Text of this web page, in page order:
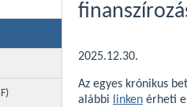
2025.12.30.
Az egyes krónikus
alábbi
linken érheti